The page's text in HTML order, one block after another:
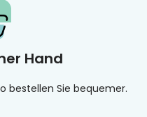
Hand
bestellen Sie bequemer.